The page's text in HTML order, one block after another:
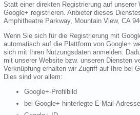
Statt einer direkten Registrierung auf
Google+ registrieren. Anbieter dieses
Amphitheatre Parkway, Mountain View, CA
Wenn Sie sich für die Registrierung mit
automatisch auf die Plattform von Google+
sich mit Ihren Nutzungsdaten anmelden.
mit unserer Website bzw. unseren Diensten
Verknüpfung erhalten wir Zugriff auf Ihre bei
Dies sind vor allem:
Google+-Profilbild
bei Google+ hinterlegte E-Mail-Adresse